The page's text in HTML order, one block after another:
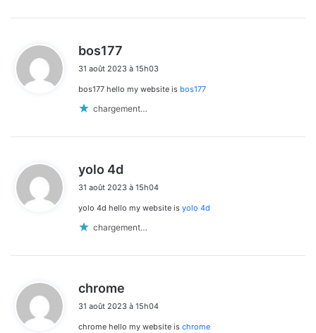
bos177
t
31 août 2023 à 15h03
bos177 hello my website is bos177
chargement…
yolo 4d
t
31 août 2023 à 15h04
yolo 4d hello my website is yolo 4d
chargement…
chrome
t
31 août 2023 à 15h04
chrome hello my website is chrome